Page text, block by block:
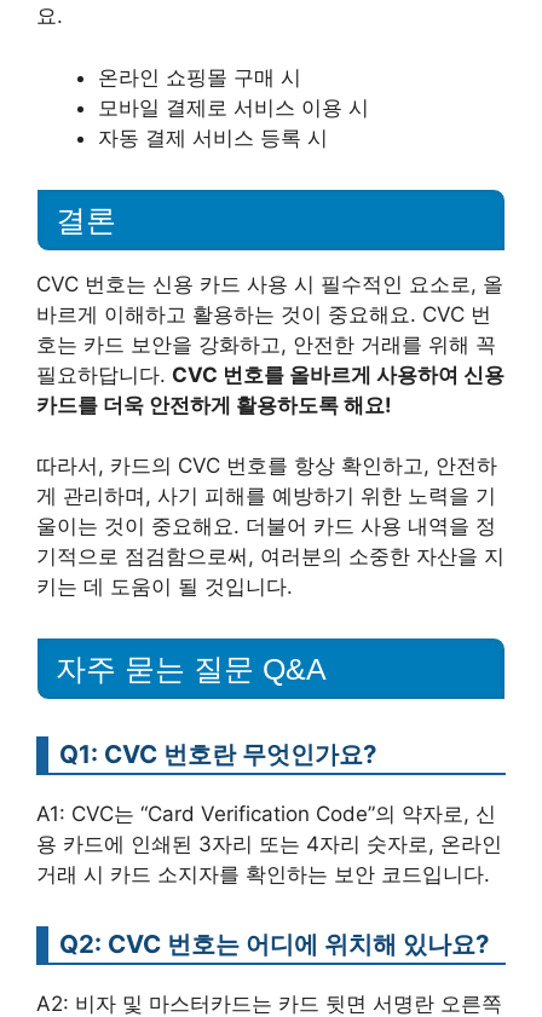
요.
온라인 쇼핑몰 구매 시
모바일 결제로 서비스 이용 시
자동 결제 서비스 등록 시
결론
CVC 번호는 신용 카드 사용 시 필수적인 요소로, 올
바르게 이해하고 활용하는 것이 중요해요. CVC 번
호는 카드 보안을 강화하고, 안전한 거래를 위해 꼭
필요하답니다. CVC 번호를 올바르게 사용하여 신용
카드를 더욱 안전하게 활용하도록 해요!
따라서, 카드의 CVC 번호를 항상 확인하고, 안전하
게 관리하며, 사기 피해를 예방하기 위한 노력을 기
울이는 것이 중요해요. 더불어 카드 사용 내역을 정
기적으로 점검함으로써, 여러분의 소중한 자산을 지
키는 데 도움이 될 것입니다.
자주 묻는 질문 Q&A
Q1: CVC 번호란 무엇인가요?
A1: CVC는 “Card Verification Code”의 약자로, 신
용 카드에 인쇄된 3자리 또는 4자리 숫자로, 온라인
거래 시 카드 소지자를 확인하는 보안 코드입니다.
Q2: CVC 번호는 어디에 위치해 있나요?
A2: 비자 및 마스터카드는 카드 뒷면 서명란 오른쪽